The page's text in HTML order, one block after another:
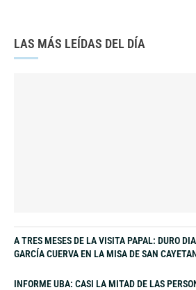
LAS MÁS LEÍDAS DEL DÍA
A TRES MESES DE LA VISITA PAPAL: DURO
GARCÍA CUERVA EN LA MISA DE SAN
INFORME UBA: CASI LA MITAD DE LAS